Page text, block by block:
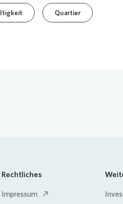
Quartier
Rechtliches
Impressum